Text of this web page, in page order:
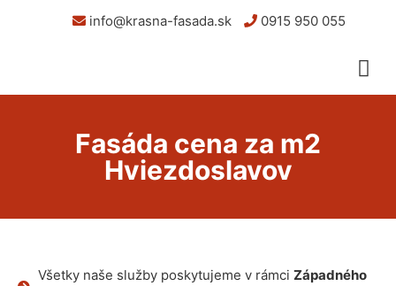
info@krasna-fasada.sk 0915 950 055
Fasáda cena za m2
Hviezdoslavov
Všetky naše služby poskytujeme v rámci Západného